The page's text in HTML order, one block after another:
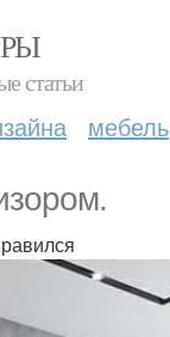
статьи
мебель